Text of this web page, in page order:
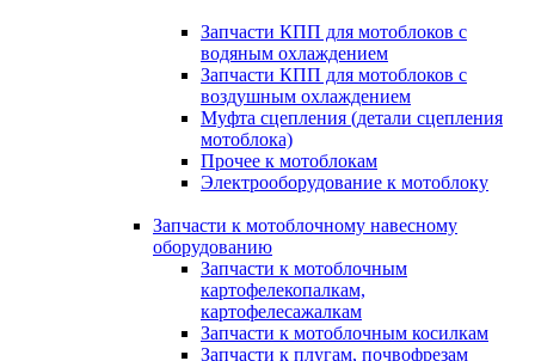
Запчасти КПП для мотоблоков с
водяным охлаждением
Запчасти КПП для мотоблоков с
воздушным охлаждением
Муфта сцепления (детали сцепления
мотоблока)
Прочее к мотоблокам
Электрооборудование к мотоблоку
Запчасти к мотоблочному навесному
оборудованию
Запчасти к мотоблочным
картофелекопалкам,
картофелесажалкам
Запчасти к мотоблочным косилкам
Запчасти к плугам, почвофрезам